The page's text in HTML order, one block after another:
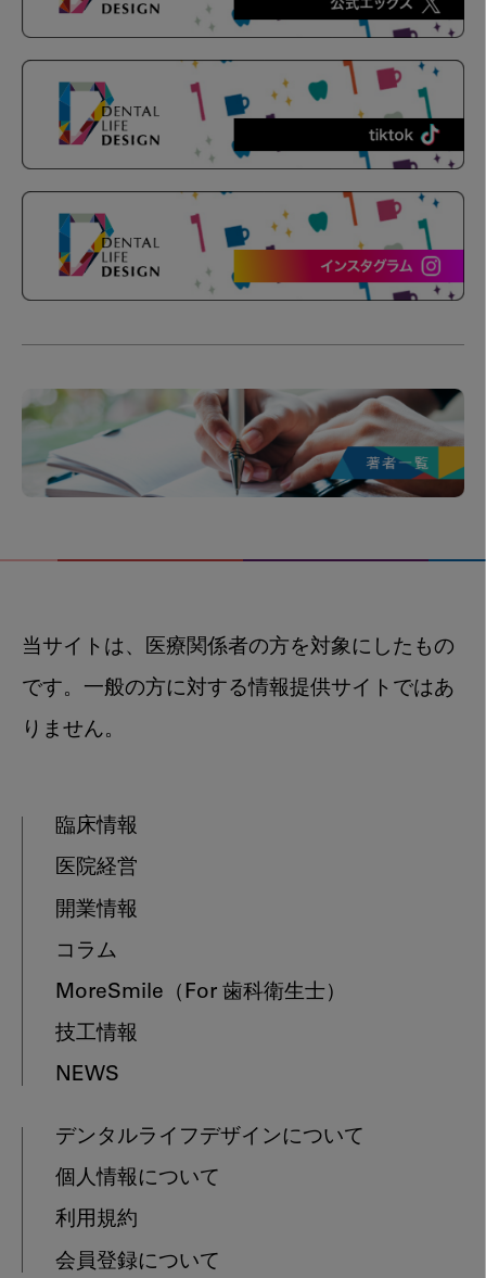
当サイトは、医療関係者の方を対象にしたもの
です。一般の方に対する情報提供サイトではあ
りません。
臨床情報
医院経営
開業情報
コラム
MoreSmile （For 歯科衛生士）
技工情報
NEWS
デンタルライフデザインについて
個人情報について
利用規約
会員登録について